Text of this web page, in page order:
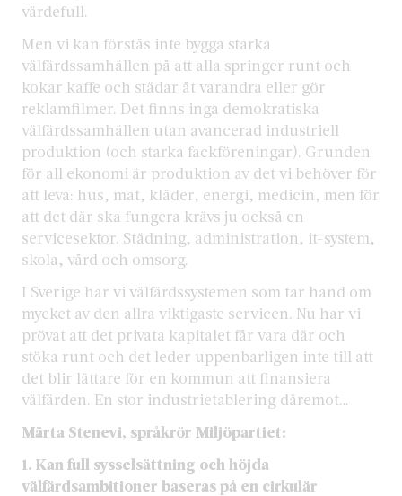
värdefull.
Men vi kan förstås inte bygga starka
välfärdssamhällen på att alla springer runt och
kokar kaffe och städar åt varandra eller gör
reklamfilmer. Det finns inga demokratiska
välfärdssamhällen utan avancerad industriell
produktion (och starka fackföreningar). Grunden
för all ekonomi är produktion av det vi behöver för
att leva: hus, mat, kläder, energi, medicin, men för
att det där ska fungera krävs ju också en
servicesektor. Städning, administration, it-system,
skola, vård och omsorg.
I Sverige har vi välfärdssystemen som tar hand om
mycket av den allra viktigaste servicen. Nu har vi
prövat att det privata kapitalet får vara där och
stöka runt och det leder uppenbarligen inte till att
det blir lättare för en kommun att finansiera
välfärden. En stor industrietablering däremot…
Märta Stenevi, språkrör Miljöpartiet:
1. Kan full sysselsättning och höjda
välfärdsambitioner baseras på en cirkulär